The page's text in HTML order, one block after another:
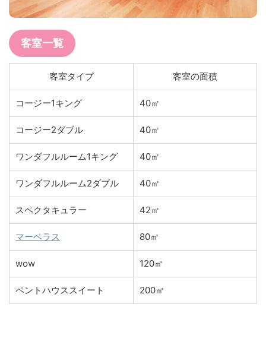
客室一覧
客室タイプ 客室の面積
コージー1キング 40㎡
コージー2ダブル 40㎡
ワンダフルルーム1キング 40㎡
ワンダフルルーム2ダブル 40㎡
スペクタキュラー 42㎡
マーベラス 80㎡
wow 120㎡
ペントハウススイート 200㎡